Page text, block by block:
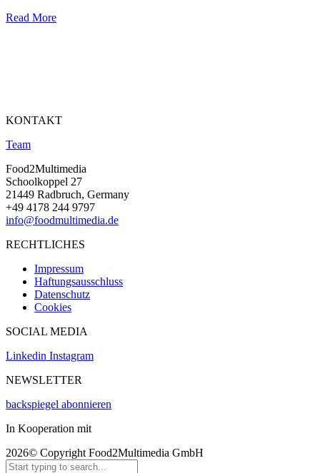
Read More
KONTAKT
Team
Food2Multimedia
Schoolkoppel 27
21449 Radbruch, Germany
+49 4178 244 9797
info@foodmultimedia.de
RECHTLICHES
Impressum
Haftungsausschluss
Datenschutz
Cookies
SOCIAL MEDIA
Linkedin Instagram
NEWSLETTER
backspiegel abonnieren
In Kooperation mit
2026© Copyright Food2Multimedia GmbH